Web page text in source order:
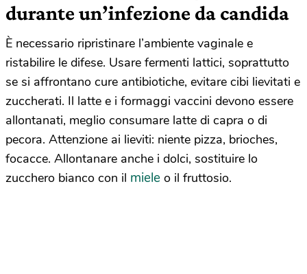
durante un’infezione da candida
È necessario ripristinare l’ambiente vaginale e
ristabilire le difese. Usare fermenti lattici, soprattutto
se si affrontano cure antibiotiche, evitare cibi lievitati e
zuccherati. Il latte e i formaggi vaccini devono essere
allontanati, meglio consumare latte di capra o di
pecora. Attenzione ai lieviti: niente pizza, brioches,
focacce. Allontanare anche i dolci, sostituire lo
zucchero bianco con il miele o il fruttosio.